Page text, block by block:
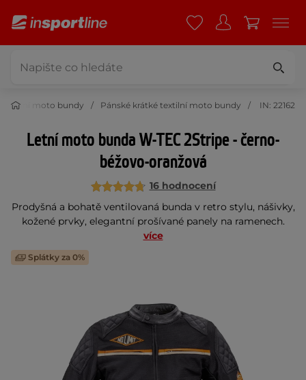
textilní moto bundy Pánské krátké textilní moto bundy IN: 22162
Letní moto bunda W-TEC 2Stripe - černo-
béžovo-oranžová
16 hodnocení
Prodyšná a bohatě ventilovaná bunda v retro stylu, nášivky,
kožené prvky, elegantní prošívané panely na ramenech.
více
Splátky za 0%